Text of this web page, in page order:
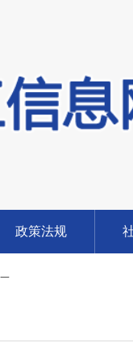
政策法规